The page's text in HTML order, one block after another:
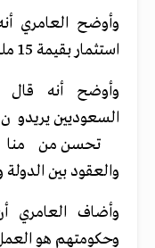
وأوضح العامري
استثمار بقيمة 15 مليار جنيه في مدينة العلمين الجديدة.
وأوضح أنه قال
السعوديين
تحسن من مناخ
والعقود بين الدولة
وأضاف العامري
وحكومتهم هو